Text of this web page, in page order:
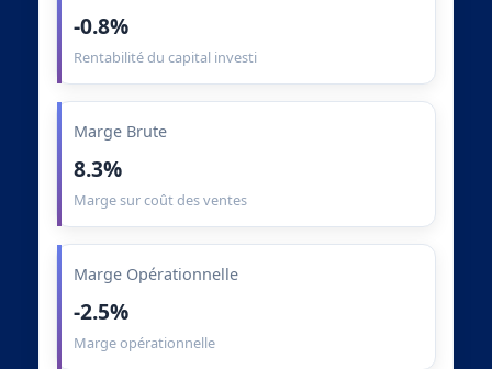
-0.8%
Rentabilité du capital investi
Marge Brute
8.3%
Marge sur coût des ventes
Marge Opérationnelle
-2.5%
Marge opérationnelle